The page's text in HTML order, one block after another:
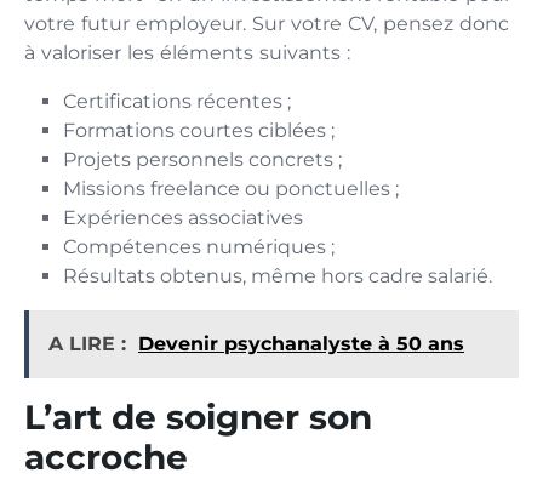
votre fut⁠ur‍ employ‌eur. Sur votre CV, pensez donc
à valoriser les éléments suivants :
Certifications récentes ;
Formations courtes ciblées ;
Projets personnels concrets ;
Missions freelance ou ponctuelles ;
Expériences associatives
Compétences numériques ;
Résultats obtenus, même hors cadre salarié.
A LIRE : Devenir psychanalyste à 50 ans
L’art de soigner son‌
accroche